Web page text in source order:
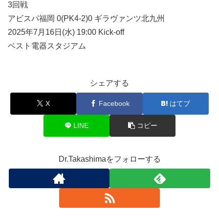
3回戦
アビスパ福岡 0(PK4-2)0 ギラヴァンツ北九州
2025年7月16日(水) 19:00 Kick-off
ベスト電器スタジアム
シェアする
X Facebook はてブ
LINE コピー
Dr.Takashimaをフォローする